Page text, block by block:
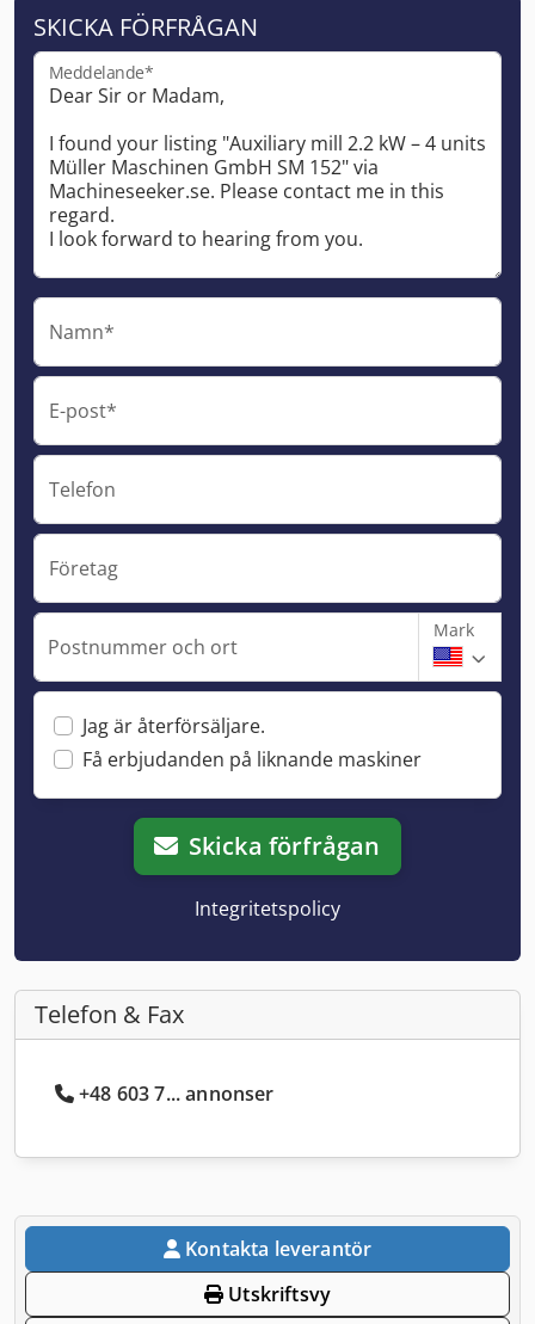
SKICKA FÖRFRÅGAN
Meddelande*
Namn*
E-post*
Telefon
Företag
Postnummer och ort
Mark
Jag är återförsäljare.
Få erbjudanden på liknande maskiner
Skicka förfrågan
Integritetspolicy
Telefon & Fax
+48 603 7... annonser
Kontakta leverantör
Utskriftsvy